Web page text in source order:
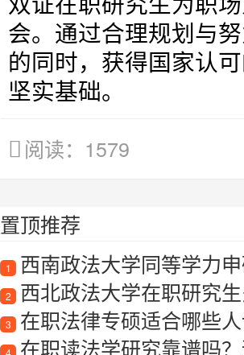
会。通过合理规划与
的同时，获得国家认
坚实基础。
阅读：1579
置顶推荐
1 西南政法大学同等学力
2 西北政法大学在职研究
3 在职法律专硕适合哪些
4 在职读法学研究靠谱吗